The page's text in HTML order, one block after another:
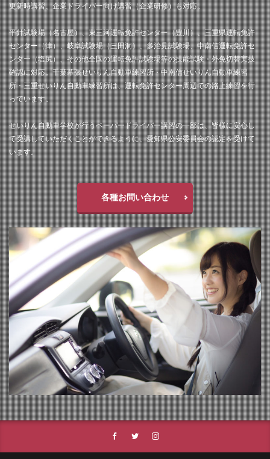
更新時講習、企業ドライバー向け講習（企業研修）も対応。
平針試験場（名古屋）、東三河運転免許センター（豊川）、三重県運転免許
センター（津）、岐阜試験場（三田洞）、多治見試験場、中南信運転免許セ
ンター（塩尻）、その他全国の運転免許試験場等の技能試験・外免切替実技
確認に対応。千葉幕張せいりん自動車練習所・中南信せいりん自動車練習
所・三重せいりん自動車練習所は、運転免許センター周辺での路上練習を行
っています。
せいりん自動車学校が行うペーパードライバー講習の一部は、皆様に安心し
て受講していただくことができるように、愛知県公安委員会の認定を受けて
います。
各種お問い合わせ